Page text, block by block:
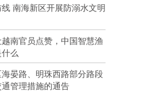
南海新区开展防溺水文明
南官员点赞，中国智慧渔
么
晏路、明珠西路部分路段
管理措施的通告